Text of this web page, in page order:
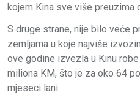
kojem Kina sve više preuzima
S druge strane, nije bilo veće
zemljama u koje najviše
ove godine izvezla u Kinu
miliona KM, što je za oko 64
mjeseci lani.